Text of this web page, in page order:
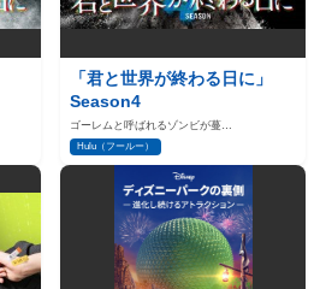
「君と世界が終わる日に」
Season4
ゴーレムと呼ばれるゾンビが蔓…
Hulu（フールー）